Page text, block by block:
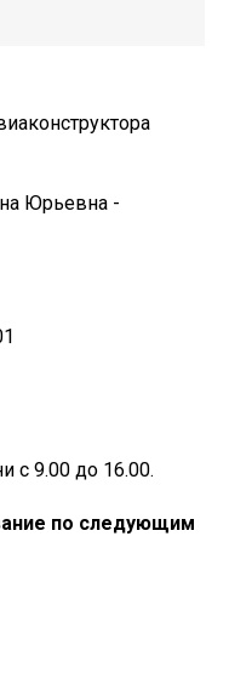
Юрьевна -
с 9.00 до 16.00.
по следующим